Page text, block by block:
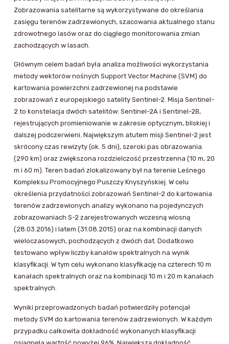
Zobrazowania satelitarne są wykorzystywane do określania
zasięgu terenów zadrzewionych, szacowania aktualnego stanu
zdrowotnego lasów oraz do ciągłego monitorowania zmian
zachodzących w lasach.
Głównym celem badań była analiza możliwości wykorzystania
metody wektorów nośnych Support Vector Machine (SVM) do
kartowania powierzchni zadrzewionej na podstawie
zobrazowań z europejskiego satelity Sentinel-2. Misja Sentinel-
2 to konstelacja dwóch satelitów: Sentinel-2A i Sentinel-2B,
rejestrujących promieniowanie w zakresie optycznym, bliskiej i
dalszej podczerwieni. Największym atutem misji Sentinel-2 jest
skrócony czas rewizyty (ok. 5 dni), szeroki pas obrazowania
(290 km) oraz zwiększona rozdzielczość przestrzenna (10 m, 20
m i 60 m). Teren badań zlokalizowany był na terenie Leśnego
Kompleksu Promocyjnego Puszczy Knyszyńskiej. W celu
określenia przydatności zobrazowań Sentinel-2 do kartowania
terenów zadrzewionych analizy wykonano na pojedynczych
zobrazowaniach S-2 zarejestrowanych wczesną wiosną
(28.03.2016) i latem (31.08.2015) oraz na kombinacji danych
wieloczasowych, pochodzących z dwóch dat. Dodatkowo
testowano wpływ liczby kanałów spektralnych na wynik
klasyfikacji. W tym celu wykonano klasyfikację na czterech 10 m
kanałach spektralnych oraz na kombinacji 10 m i 20 m kanałach
spektralnych.
Wyniki przeprowadzonych badań potwierdziły potencjał
metody SVM do kartowania terenów zadrzewionych. W każdym
przypadku całkowita dokładność wykonanych klasyfikacji